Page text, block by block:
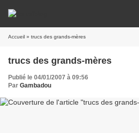
Accueil » trucs des grands-mères
trucs des grands-mères
Publié le 04/01/2007 à 09:56
Par Gambadou